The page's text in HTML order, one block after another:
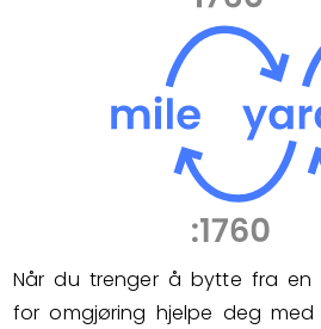
Når du trenger å bytte fra
for omgjøring hjelpe deg med